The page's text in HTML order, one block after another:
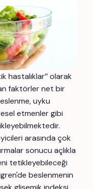
hastalıklar’’ olarak
faktörler net bir
uyku
etmenler gibi
arasında çok
sonucu açlıkla
tetikleyebileceği
beslenmenin